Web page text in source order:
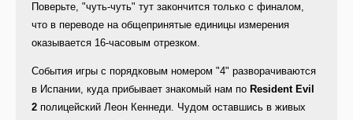
Поверьте, "чуть-чуть" тут закончится только с финалом,
что в переводе на общепринятые единицы измерения
оказывается 16-часовым отрезком.
События игры с порядковым номером "4" разворачиваются
в Испании, куда прибывает знакомый нам по Resident Evil
2 полицейский Леон Кеннеди. Чудом оставшись в живых